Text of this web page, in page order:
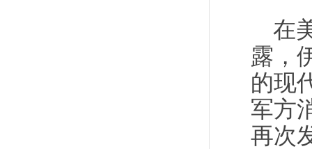
在
露，
的现
军方
再次